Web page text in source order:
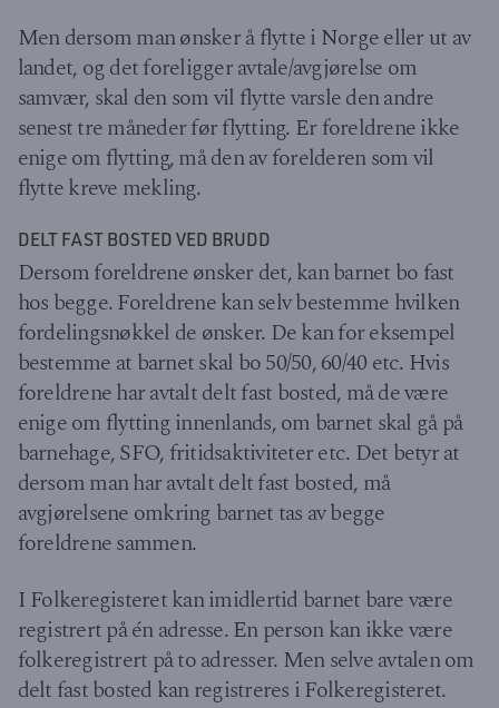
Men dersom man ønsker å flytte i Norge eller ut av
landet, og det foreligger avtale/avgjørelse om
samvær, skal den som vil flytte varsle den andre
senest tre måneder før flytting. Er foreldrene ikke
enige om flytting, må den av forelderen som vil
flytte kreve mekling.
DELT FAST BOSTED VED BRUDD
Dersom foreldrene ønsker det, kan barnet bo fast
hos begge. Foreldrene kan selv bestemme hvilken
fordelingsnøkkel de ønsker. De kan for eksempel
bestemme at barnet skal bo 50/50, 60/40 etc. Hvis
foreldrene har avtalt delt fast bosted, må de være
enige om flytting innenlands, om barnet skal gå på
barnehage, SFO, fritidsaktiviteter etc. Det betyr at
dersom man har avtalt delt fast bosted, må
avgjørelsene omkring barnet tas av begge
foreldrene sammen.
I Folkeregisteret kan imidlertid barnet bare være
registrert på én adresse. En person kan ikke være
folkeregistrert på to adresser. Men selve avtalen om
delt fast bosted kan registreres i Folkeregisteret.